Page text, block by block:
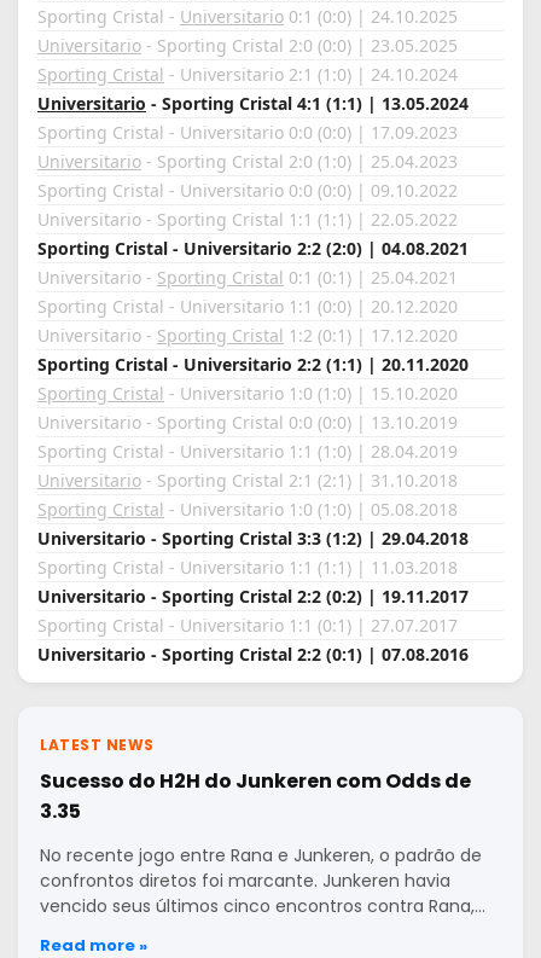
Sporting Cristal - Universitario 0:1 (0:0) | 24.10.2025
Universitario - Sporting Cristal 2:0 (0:0) | 23.05.2025
Sporting Cristal - Universitario 2:1 (1:0) | 24.10.2024
Universitario - Sporting Cristal 4:1 (1:1) | 13.05.2024
Sporting Cristal - Universitario 0:0 (0:0) | 17.09.2023
Universitario - Sporting Cristal 2:0 (1:0) | 25.04.2023
Sporting Cristal - Universitario 0:0 (0:0) | 09.10.2022
Universitario - Sporting Cristal 1:1 (1:1) | 22.05.2022
Sporting Cristal - Universitario 2:2 (2:0) | 04.08.2021
Universitario - Sporting Cristal 0:1 (0:1) | 25.04.2021
Sporting Cristal - Universitario 1:1 (0:0) | 20.12.2020
Universitario - Sporting Cristal 1:2 (0:1) | 17.12.2020
Sporting Cristal - Universitario 2:2 (1:1) | 20.11.2020
Sporting Cristal - Universitario 1:0 (1:0) | 15.10.2020
Universitario - Sporting Cristal 0:0 (0:0) | 13.10.2019
Sporting Cristal - Universitario 1:1 (1:0) | 28.04.2019
Universitario - Sporting Cristal 2:1 (2:1) | 31.10.2018
Sporting Cristal - Universitario 1:0 (1:0) | 05.08.2018
Universitario - Sporting Cristal 3:3 (1:2) | 29.04.2018
Sporting Cristal - Universitario 1:1 (1:1) | 11.03.2018
Universitario - Sporting Cristal 2:2 (0:2) | 19.11.2017
Sporting Cristal - Universitario 1:1 (0:1) | 27.07.2017
Universitario - Sporting Cristal 2:2 (0:1) | 07.08.2016
LATEST NEWS
Sucesso do H2H do Junkeren com Odds de
3.35
No recente jogo entre Rana e Junkeren, o padrão de
confrontos diretos foi marcante. Junkeren havia
vencido seus últimos cinco encontros contra Rana,…
Read more »